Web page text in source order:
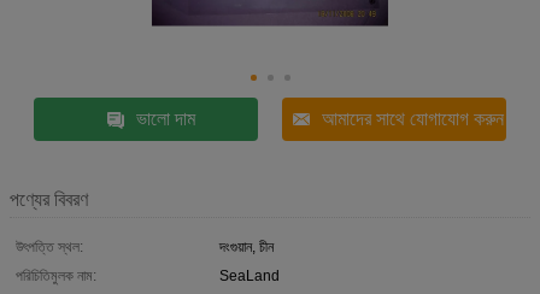
ভালো দাম আমাদের সাথে যোগাযোগ করুন
পণ্যের বিবরণ
উৎপত্তি স্থল:
দংগুয়ান, চীন
পরিচিতিমুলক নাম:
SeaLand